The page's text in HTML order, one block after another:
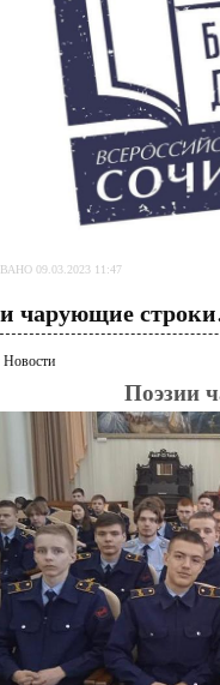
09.03.2023 11:47
чарующие
Новости
Поэзии